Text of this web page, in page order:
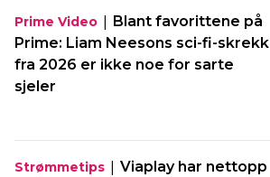
Prime Video | Blant favorittene på
Prime: Liam Neesons sci-fi-skrekk
fra 2026 er ikke noe for sarte
sjeler
Strømmetips | Viaplay har nettopp